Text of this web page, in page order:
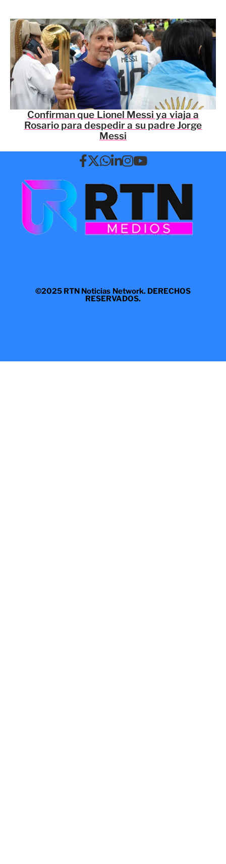
Confirman que Lionel Messi ya viaja a
Rosario para despedir a su padre Jorge
Messi
©2025 RTN Noticias Network. DERECHOS
RESERVADOS.